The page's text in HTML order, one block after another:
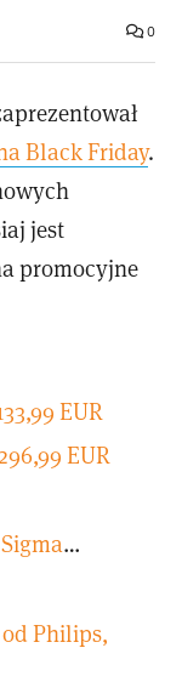
0
Black Friday.
jest
promocyjne
EUR
EUR
…
Philips,